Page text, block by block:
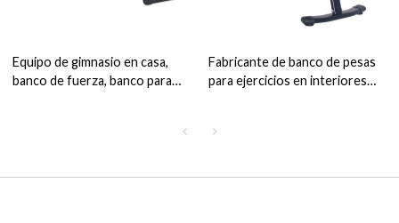
Equipo de gimnasio en casa,
banco de fuerza, banco para
Fabricante de banco de pesas
para ejercicios en interiores